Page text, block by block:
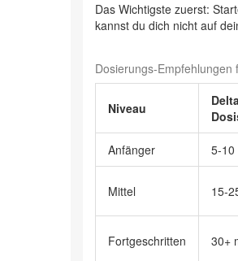
Das Wichtigste zuerst:
kannst du dich nicht auf
Dosierungs-Empfehlungen
Niveau
Anfänger 5-10
Mittel 15-
Fortgeschritten 30+